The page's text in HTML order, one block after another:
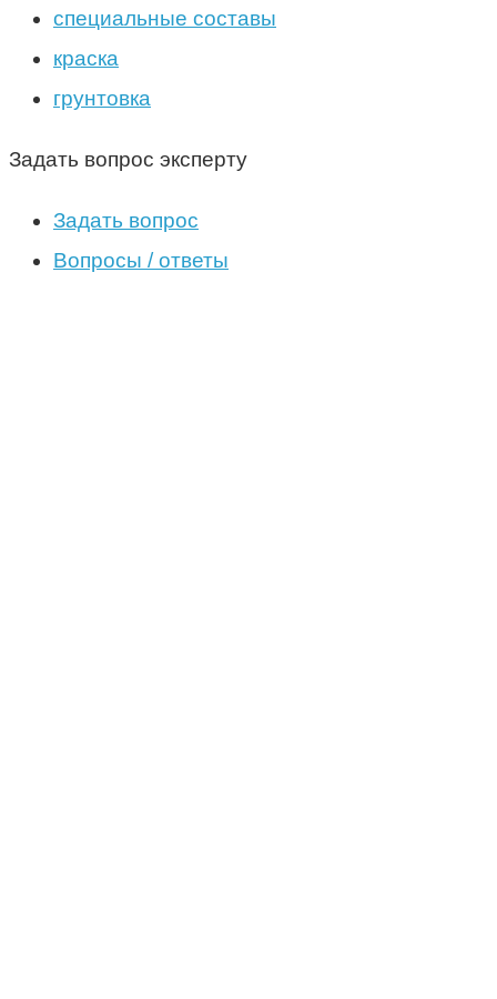
специальные составы
краска
грунтовка
Задать вопрос эксперту
Задать вопрос
Вопросы / ответы